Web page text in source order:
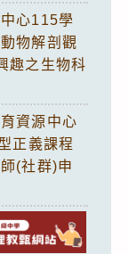
心115學
物解剖觀
趣之生物科
資源中心
正義課程
(社群)申